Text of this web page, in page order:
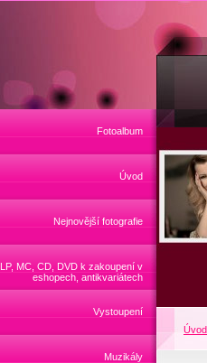
Fotoalbum
Úvod
Nejnovější fotografie
LP, MC, CD, DVD k zakoupení v
eshopech, antikvariátech
Vystoupení
Muzikály
Úvod